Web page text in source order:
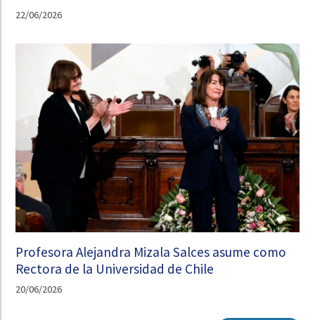
22/06/2026
Profesora Alejandra Mizala Salces asume como
Rectora de la Universidad de Chile
20/06/2026